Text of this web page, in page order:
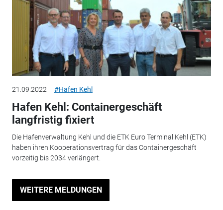
21.09.2022 #Hafen Kehl
Hafen Kehl: Containergeschäft
langfristig fixiert
Die Hafenverwaltung Kehl und die ETK Euro Terminal Kehl (ETK)
haben ihren Kooperationsvertrag für das Containergeschäft
vorzeitig bis 2034 verlängert.
WEITERE MELDUNGEN